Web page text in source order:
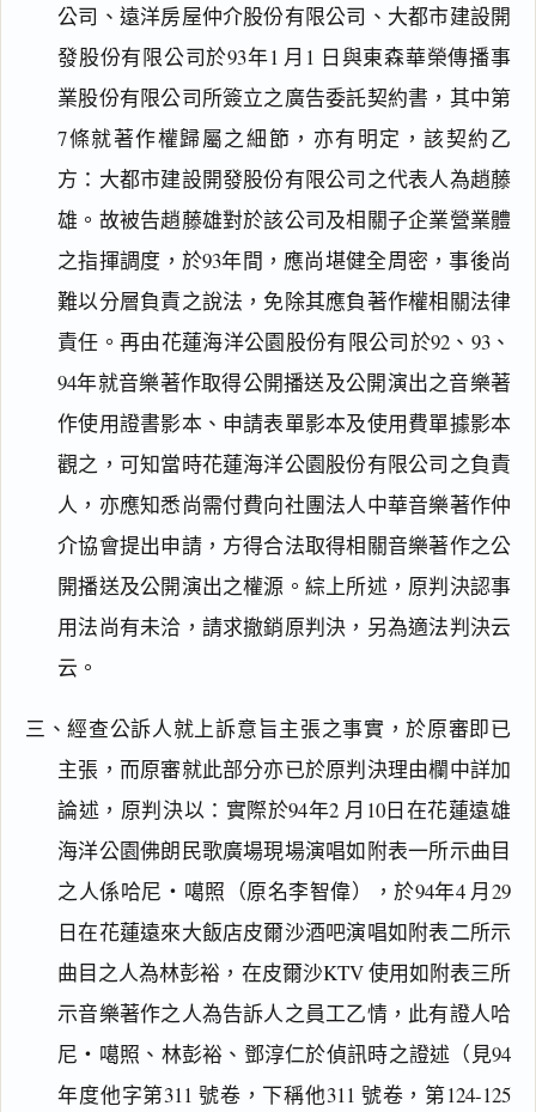
公司、遠洋房屋仲介股份有限公司、大都市建設開
發股份有限公司於93年1 月1 日與東森華榮傳播事
業股份有限公司所簽立之廣告委託契約書，其中第
7條就著作權歸屬之細節，亦有明定，該契約乙
方：大都市建設開發股份有限公司之代表人為趙藤
雄。故被告趙藤雄對於該公司及相關子企業營業體
之指揮調度，於93年間，應尚堪健全周密，事後尚
難以分層負責之說法，免除其應負著作權相關法律
責任。再由花蓮海洋公園股份有限公司於92、93、
94年就音樂著作取得公開播送及公開演出之音樂著
作使用證書影本、申請表單影本及使用費單據影本
觀之，可知當時花蓮海洋公園股份有限公司之負責
人，亦應知悉尚需付費向社團法人中華音樂著作仲
介協會提出申請，方得合法取得相關音樂著作之公
開播送及公開演出之權源。綜上所述，原判決認事
用法尚有未洽，請求撤銷原判決，另為適法判決云
云。
三、經查公訴人就上訴意旨主張之事實，於原審即已
主張，而原審就此部分亦已於原判決理由欄中詳加
論述，原判決以：實際於94年2 月10日在花蓮遠雄
海洋公園佛朗民歌廣場現場演唱如附表一所示曲目
之人係哈尼‧噶照（原名李智偉），於94年4 月29
日在花蓮遠來大飯店皮爾沙酒吧演唱如附表二所示
曲目之人為林彭裕，在皮爾沙KTV 使用如附表三所
示音樂著作之人為告訴人之員工乙情，此有證人哈
尼‧噶照、林彭裕、鄧淳仁於偵訊時之證述（見94
年度他字第311 號卷，下稱他311 號卷，第124-125